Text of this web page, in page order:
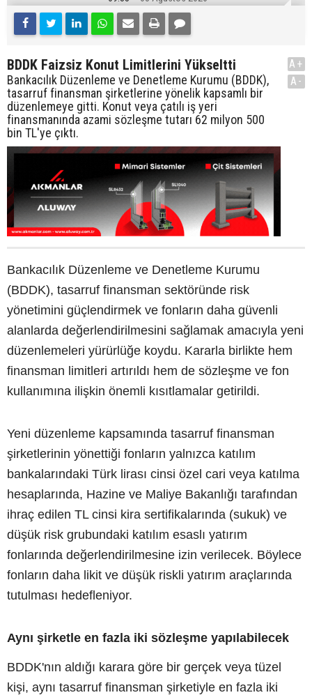
BDDK Faizsiz Konut Limitlerini Yükseltti
Bankacılık Düzenleme ve Denetleme Kurumu (BDDK),
tasarruf finansman şirketlerine yönelik kapsamlı bir
düzenlemeye gitti. Konut veya çatılı iş yeri
finansmanında azami sözleşme tutarı 62 milyon 500
bin TL'ye çıktı.
A+
A-
Bankacılık Düzenleme ve Denetleme Kurumu
(BDDK), tasarruf finansman sektöründe risk
yönetimini güçlendirmek ve fonların daha güvenli
alanlarda değerlendirilmesini sağlamak amacıyla yeni
düzenlemeleri yürürlüğe koydu. Kararla birlikte hem
finansman limitleri artırıldı hem de sözleşme ve fon
kullanımına ilişkin önemli kısıtlamalar getirildi.
Yeni düzenleme kapsamında tasarruf finansman
şirketlerinin yönettiği fonların yalnızca katılım
bankalarındaki Türk lirası cinsi özel cari veya katılma
hesaplarında, Hazine ve Maliye Bakanlığı tarafından
ihraç edilen TL cinsi kira sertifikalarında (sukuk) ve
düşük risk grubundaki katılım esaslı yatırım
fonlarında değerlendirilmesine izin verilecek. Böylece
fonların daha likit ve düşük riskli yatırım araçlarında
tutulması hedefleniyor.
Aynı şirketle en fazla iki sözleşme yapılabilecek
BDDK'nın aldığı karara göre bir gerçek veya tüzel
kişi, aynı tasarruf finansman şirketiyle en fazla iki